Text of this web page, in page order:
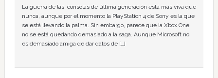
La guerra de las consolas de última generación está más viva que
nunca, aunque por el momento la PlayStation 4 de Sony es la que
se está llevando la palma. Sin embargo, parece que la Xbox One
no se está quedando demasiado a la saga. Aunque Microsoft no
es demasiado amiga de dar datos de […]